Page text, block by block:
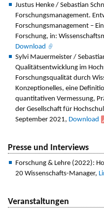
Justus Henke / Sebastian
Forschungsmanagement.
Forschungsmanagement –
Forschung, in:
Download
Sylvi Mauermeister /
Qualitätsentwicklung im
Forschungsqualität durch
Konzeptionelles, eine
quantitativen Vermessung,
der Gesellschaft für
September 2021, Download
Presse und Interviews
Forschung & Lehre (2022):
20 Wissenschafts-Manager,
Veranstaltungen